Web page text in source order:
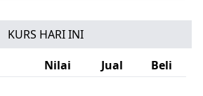
KURS HARI INI
Nilai Jual Beli